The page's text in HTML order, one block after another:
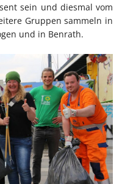
sein und diesmal vom
Gruppen sammeln in
und in Benrath.